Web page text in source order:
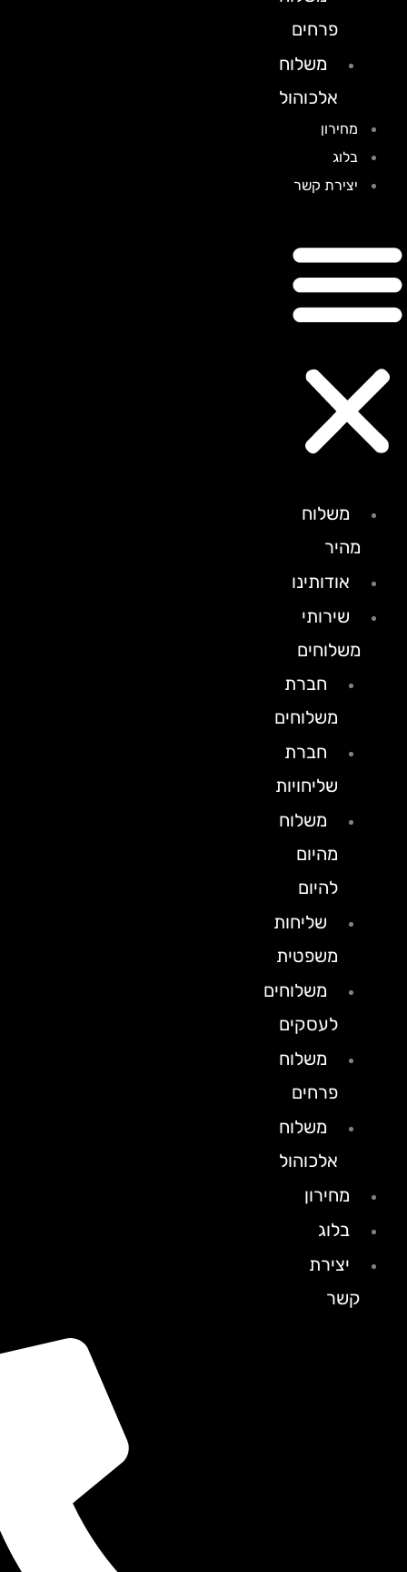
פרחים
משלוח
אלכוהול
מחירון
בלוג
יצירת קשר
משלוח
מהיר
אודותינו
שירותי
משלוחים
חברת
משלוחים
חברת
שליחויות
משלוח
מהיום
להיום
שליחות
משפטית
משלוחים
לעסקים
משלוח
פרחים
משלוח
אלכוהול
מחירון
בלוג
יצירת
קשר